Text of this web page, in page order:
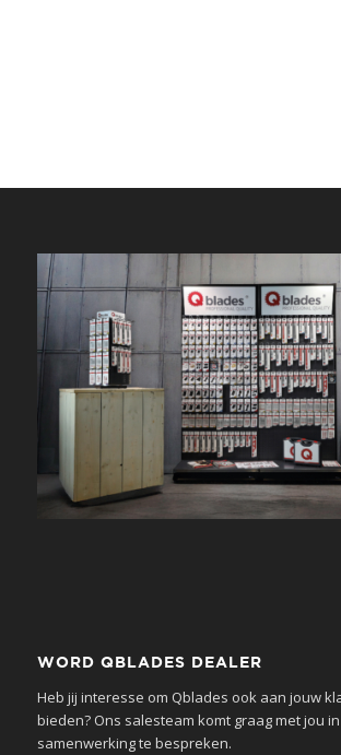
WORD QBLADES DEALER
Heb jij interesse om Qblades ook aan jouw
bieden? Ons salesteam komt graag met jou
samenwerking te bespreken.